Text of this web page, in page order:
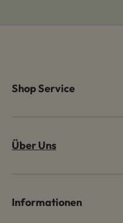
Shop Service
Über Uns
Informationen